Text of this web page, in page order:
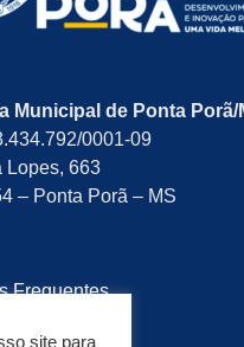
Municipal de Ponta Porã/
0001-09
Lopes, 663
– Ponta Porã – MS
Frequentes
Satisfação
site para